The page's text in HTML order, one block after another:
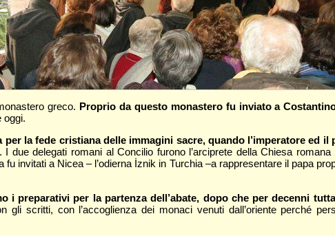
greco. Proprio da questo monastero fu inviato a
oggi.
la fede cristiana delle immagini sacre, quando l’imperatore ed
due delegati romani al Concilio furono l’arciprete della Chiesa
invitati a Nicea – l’odierna İznik in Turchia –a rappresentare il papa
i preparativi per la partenza dell’abate, dopo che per decenni
gli scritti, con l’accoglienza dei monaci venuti dall’oriente perché